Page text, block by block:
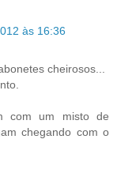
às 16:36
cheirosos...
com um misto de
chegando com o